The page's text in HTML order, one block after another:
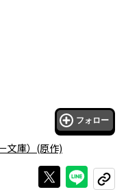
フォロー
庫） (原作)
Xで投稿する
ライン
コピー